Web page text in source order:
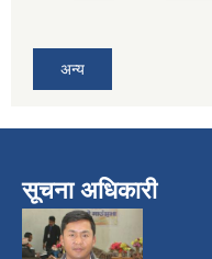
अन्य
सूचना अधिकारी